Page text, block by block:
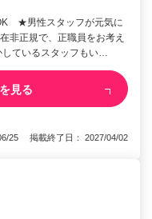
★男性スタッフが元気に
非正規で、正職員をお考え
ているスタッフもい…
見る
25 掲載終了日： 2027/04/02